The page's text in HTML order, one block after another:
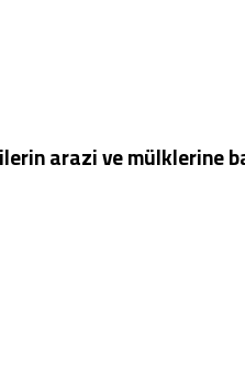
arazi ve mülklerine